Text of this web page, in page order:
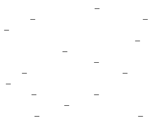
–
–
–
–
–
–
–
–
–
–
– –
–
–
–